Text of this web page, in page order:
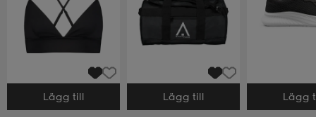
Välj storlek
Lägg till Välj storlek
Lägg till Välj storlek
Lägg